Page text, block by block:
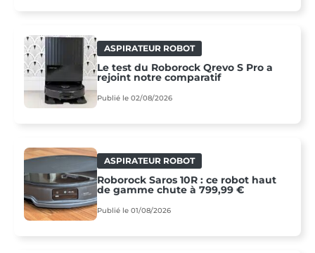
ASPIRATEUR ROBOT
Le test du Roborock Qrevo S Pro a
rejoint notre comparatif
Publié le 02/08/2026
ASPIRATEUR ROBOT
Roborock Saros 10R : ce robot haut
de gamme chute à 799,99 €
Publié le 01/08/2026